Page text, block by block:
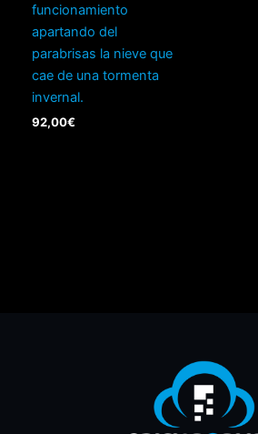
funcionamiento
apartando del
parabrisas la nieve que
cae de una tormenta
invernal.
92,00€